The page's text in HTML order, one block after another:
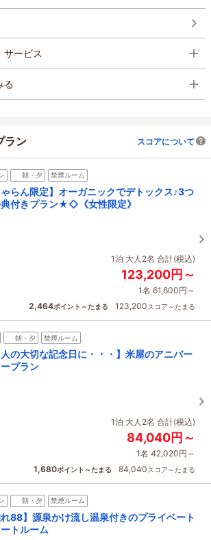
サービス
る
ラン スコアについて
朝・夕 禁煙ルーム
ゃらん限定】オーガニックでデトックス♪3つ
付きプラン★◇《女性限定》
1泊 大人2名 合計(税込)
123,200円～
1名 61,600円～
2,464ポイント～たまる 123,200スコア～たまる
朝・夕 禁煙ルーム
人の大切な記念日に・・・】米屋のアニバー
プラン
1泊 大人2名 合計(税込)
84,040円～
1名 42,020円～
1,680ポイント～たまる 84,040スコア～たまる
朝・夕 禁煙ルーム
れ88】源泉かけ流し温泉付きのプライベート
トルーム